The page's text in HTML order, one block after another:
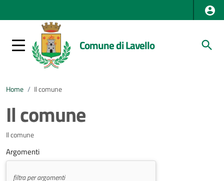
Comune di Lavello
Home / Il comune
Il comune
Il comune
Argomenti